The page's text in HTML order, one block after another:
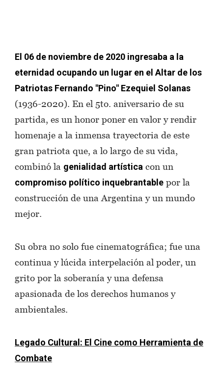
El 06 de noviembre de 2020 ingresaba a la
eternidad ocupando un lugar en el Altar de los
Patriotas Fernando "Pino" Ezequiel Solanas
(1936-2020). En el 5to. aniversario de su
partida, es un honor poner en valor y rendir
homenaje a la inmensa trayectoria de este
gran patriota que, a lo largo de su vida,
combinó la genialidad artística con un
compromiso político inquebrantable por la
construcción de una Argentina y un mundo
mejor.
Su obra no solo fue cinematográfica; fue una
continua y lúcida interpelación al poder, un
grito por la soberanía y una defensa
apasionada de los derechos humanos y
ambientales.
Legado Cultural: El Cine como Herramienta de
Combate